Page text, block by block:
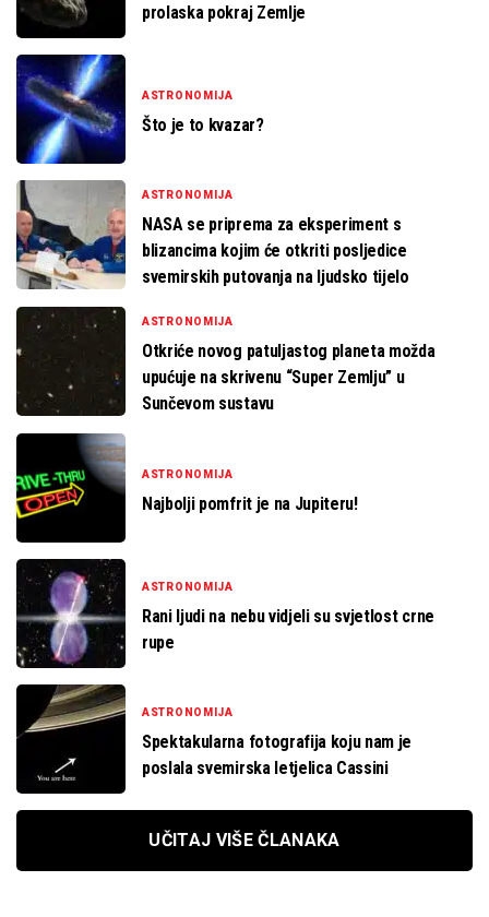
prolaska pokraj Zemlje
ASTRONOMIJA
Što je to kvazar?
ASTRONOMIJA
NASA se priprema za eksperiment s
blizancima kojim će otkriti posljedice
svemirskih putovanja na ljudsko tijelo
ASTRONOMIJA
Otkriće novog patuljastog planeta možda
upućuje na skrivenu “Super Zemlju” u
Sunčevom sustavu
ASTRONOMIJA
Najbolji pomfrit je na Jupiteru!
ASTRONOMIJA
Rani ljudi na nebu vidjeli su svjetlost crne
rupe
ASTRONOMIJA
Spektakularna fotografija koju nam je
poslala svemirska letjelica Cassini
UČITAJ VIŠE ČLANAKA